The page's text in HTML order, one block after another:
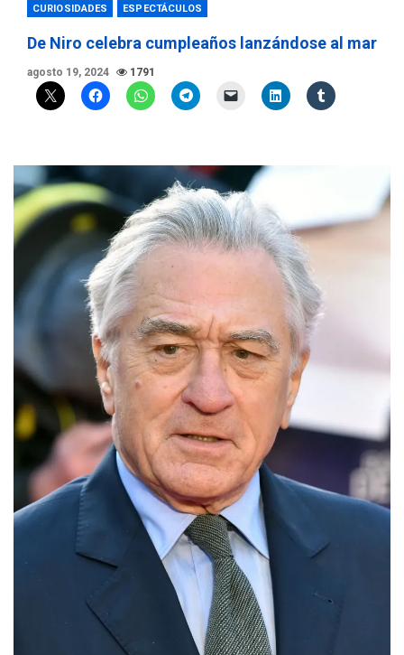
CURIOSIDADES ESPECTÁCULOS
De Niro celebra cumpleaños lanzándose al mar
agosto 19, 2024 1791